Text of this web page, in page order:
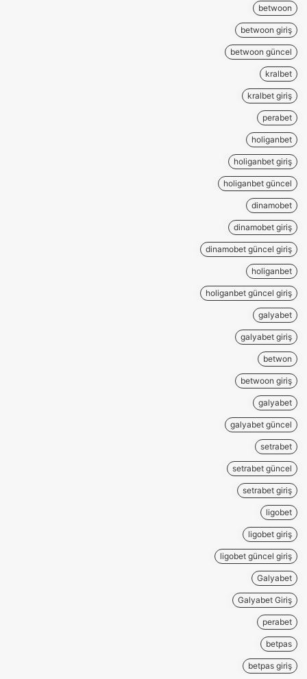
betwoon
betwoon giriş
betwoon güncel
kralbet
kralbet giriş
perabet
holiganbet
holiganbet giriş
holiganbet güncel
dinamobet
dinamobet giriş
dinamobet güncel giriş
holiganbet
holiganbet güncel giriş
galyabet
galyabet giriş
betwon
betwoon giriş
galyabet
galyabet güncel
setrabet
setrabet güncel
setrabet giriş
ligobet
ligobet giriş
ligobet güncel giriş
Galyabet
Galyabet Giriş
perabet
betpas
betpas giriş